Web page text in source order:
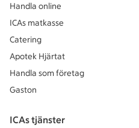
Handla online
ICAs matkasse
Catering
Apotek Hjärtat
Handla som företag
Gaston
ICAs tjänster